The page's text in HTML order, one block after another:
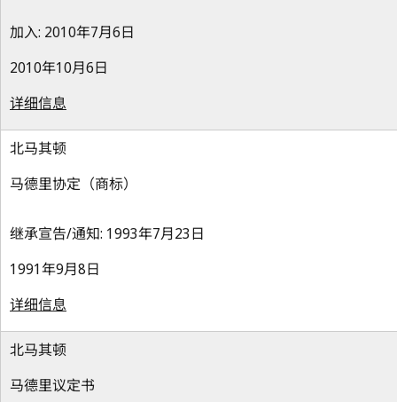
加入: 2010年7月6日
2010年10月6日
详细信息
北马其顿
马德里协定（商标）
继承宣告/通知: 1993年7月23日
1991年9月8日
详细信息
北马其顿
马德里议定书